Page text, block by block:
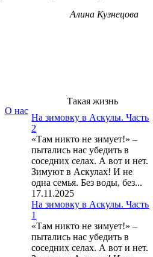
Алина Кузнецова
Такая жизнь
На зимовку в Аскулы. Часть
2
«Там никто не зимует!» –
пытались нас убедить в
соседних селах. А вот и нет.
Зимуют в Аскулах! И не
одна семья. Без воды, без...
17.11.2025
На зимовку в Аскулы. Часть
1
«Там никто не зимует!» –
пытались нас убедить в
соседних селах. А вот и нет.
О нас